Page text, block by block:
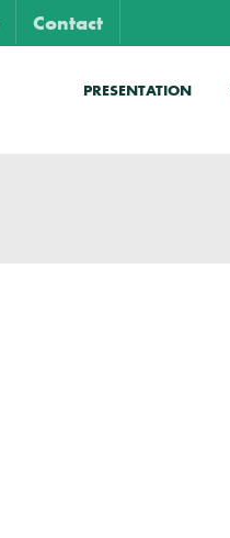
Contact
PRESENTATION